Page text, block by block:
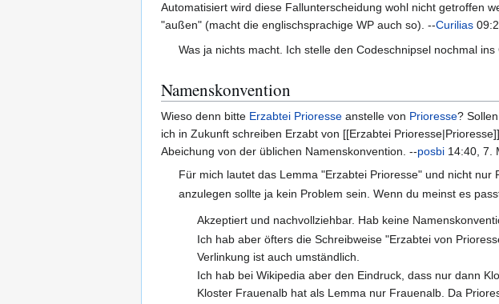
Automatisiert wird diese Fallunterscheidung wohl nicht getroffen
"außen" (macht die englischsprachige WP auch so). --Curilias
Was ja nichts macht. Ich stelle den Codeschnipsel nochmal
Namenskonvention
Wieso denn bitte Erzabtei Prioresse anstelle von Prioresse?
ich in Zukunft schreiben Erzabt von [[Erzabtei
Abeichung von der üblichen Namenskonvention. --posbi 14:40, 7.
Für mich lautet das Lemma "Erzabtei Prioresse" und nicht
anzulegen sollte ja kein Problem sein. Wenn du meinst es
Akzeptiert und nachvollziehbar. Hab keine
Ich hab aber öfters die Schreibweise "Erzabtei von
Verlinkung ist auch umständlich.
Ich hab bei Wikipedia aber den Eindruck, dass nur dann
Kloster Frauenalb hat als Lemma nur Frauenalb. Da